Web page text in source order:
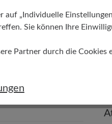
„Individuelle
Sie können Ihre
Partner durch die Cookies